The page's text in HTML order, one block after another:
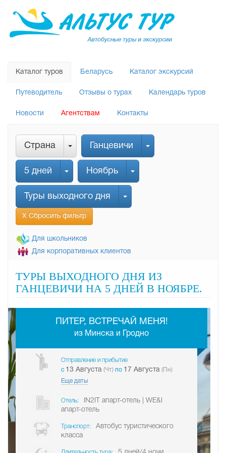
Каталог туров Беларусь Каталог экскурсий
Путеводитель Отзывы о турах Календарь туров
Новости Агентствам Контакты
Страна Ганцевичи
5 дней Ноябрь
Туры выходного дня
Х Сбросить фильтр
Для школьников
Для корпоративных клиентов
ТУРЫ ВЫХОДНОГО ДНЯ ИЗ
ГАНЦЕВИЧИ НА 5 ДНЕЙ В НОЯБРЕ.
ПИТЕР, ВСТРЕЧАЙ МЕНЯ!
из Минска и Гродно
Отправление и прибытие
c 13 Августа (Чт) по 17 Августа (Пн)
Еще даты
Отель:
IN2IT апарт-отель | WE&I
апарт-отель
Транспорт:
Автобус туристического
класса
-